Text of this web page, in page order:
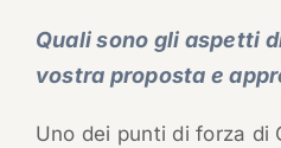
Quali sono gli aspetti
vostra proposta e
Uno dei punti di forza di